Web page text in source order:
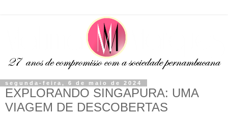
segunda-feira, 6 de maio de 2024
EXPLORANDO SINGAPURA: UMA
VIAGEM DE DESCOBERTAS